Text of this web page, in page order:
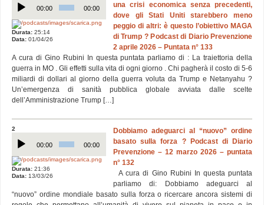
Player
00:00 00:00
Durata: 25:14
Data: 01/04/26
una crisi economica senza precedenti,
dove gli Stati Uniti starebbero meno
peggio di altri: è questo l’obiettivo MAGA
di Trump ? Podcast di Diario Prevenzione
2 aprile 2026 – Puntata n° 133
A cura di Gino Rubini In questa puntata parliamo di : La traiettoria della
guerra in MO . Gli effetti sulla vita di ogni giorno . Chi pagherà il costo di 5-6
miliardi di dollari al giorno della guerra voluta da Trump e Netanyahu ?
Un’emergenza di sanità pubblica globale avviata dalle scelte
dell’Amministrazione Trump […]
2
Player
00:00 00:00
Durata: 21:36
Data: 13/03/26
Dobbiamo adeguarci al “nuovo” ordine
basato sulla forza ? Podcast di Diario
Prevenzione – 12 marzo 2026 – puntata
n° 132
A cura di Gino Rubini In questa puntata
parliamo di: Dobbiamo adeguarci al
“nuovo” ordine mondiale basato sulla forza o ricercare ancora sistemi di